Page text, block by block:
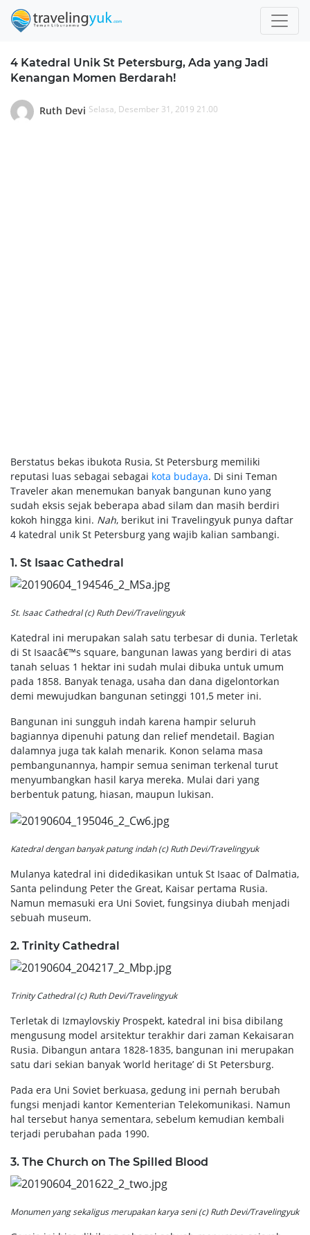
4 Katedral Unik St Petersburg, Ada yang Jadi
Kenangan Momen Berdarah!
Ruth Devi Selasa, Desember 31, 2019 21.00
Berstatus bekas ibukota Rusia, St Petersburg memiliki
reputasi luas sebagai sebagai kota budaya. Di sini Teman
Traveler akan menemukan banyak bangunan kuno yang
sudah eksis sejak beberapa abad silam dan masih berdiri
kokoh hingga kini. Nah, berikut ini Travelingyuk punya daftar
4 katedral unik St Petersburg yang wajib kalian sambangi.
1. St Isaac Cathedral
St. Isaac Cathedral (c) Ruth Devi/Travelingyuk
Katedral ini merupakan salah satu terbesar di dunia. Terletak
di St Isaacâ€™s square, bangunan lawas yang berdiri di atas
tanah seluas 1 hektar ini sudah mulai dibuka untuk umum
pada 1858. Banyak tenaga, usaha dan dana digelontorkan
demi mewujudkan bangunan setinggi 101,5 meter ini.
Bangunan ini sungguh indah karena hampir seluruh
bagiannya dipenuhi patung dan relief mendetail. Bagian
dalamnya juga tak kalah menarik. Konon selama masa
pembangunannya, hampir semua seniman terkenal turut
menyumbangkan hasil karya mereka. Mulai dari yang
berbentuk patung, hiasan, maupun lukisan.
Katedral dengan banyak patung indah (c) Ruth Devi/Travelingyuk
Mulanya katedral ini didedikasikan untuk St Isaac of Dalmatia,
Santa pelindung Peter the Great, Kaisar pertama Rusia.
Namun memasuki era Uni Soviet, fungsinya diubah menjadi
sebuah museum.
2. Trinity Cathedral
Trinity Cathedral (c) Ruth Devi/Travelingyuk
Terletak di Izmaylovskiy Prospekt, katedral ini bisa dibilang
mengusung model arsitektur terakhir dari zaman Kekaisaran
Rusia. Dibangun antara 1828-1835, bangunan ini merupakan
satu dari sekian banyak ‘world heritage’ di St Petersburg.
Pada era Uni Soviet berkuasa, gedung ini pernah berubah
fungsi menjadi kantor Kementerian Telekomunikasi. Namun
hal tersebut hanya sementara, sebelum kemudian kembali
terjadi perubahan pada 1990.
3. The Church on The Spilled Blood
Monumen yang sekaligus merupakan karya seni (c) Ruth Devi/Travelingyuk